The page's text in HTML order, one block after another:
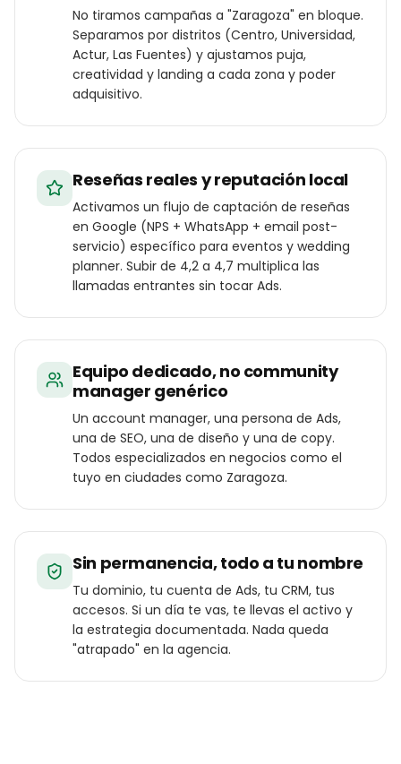
No tiramos campañas a "Zaragoza" en bloque.
Separamos por distritos (Centro, Universidad,
Actur, Las Fuentes) y ajustamos puja,
creatividad y landing a cada zona y poder
adquisitivo.
Reseñas reales y reputación local
Activamos un flujo de captación de reseñas
en Google (NPS + WhatsApp + email post-
servicio) específico para eventos y wedding
planner. Subir de 4,2 a 4,7 multiplica las
llamadas entrantes sin tocar Ads.
Equipo dedicado, no community
manager genérico
Un account manager, una persona de Ads,
una de SEO, una de diseño y una de copy.
Todos especializados en negocios como el
tuyo en ciudades como Zaragoza.
Sin permanencia, todo a tu nombre
Tu dominio, tu cuenta de Ads, tu CRM, tus
accesos. Si un día te vas, te llevas el activo y
la estrategia documentada. Nada queda
"atrapado" en la agencia.